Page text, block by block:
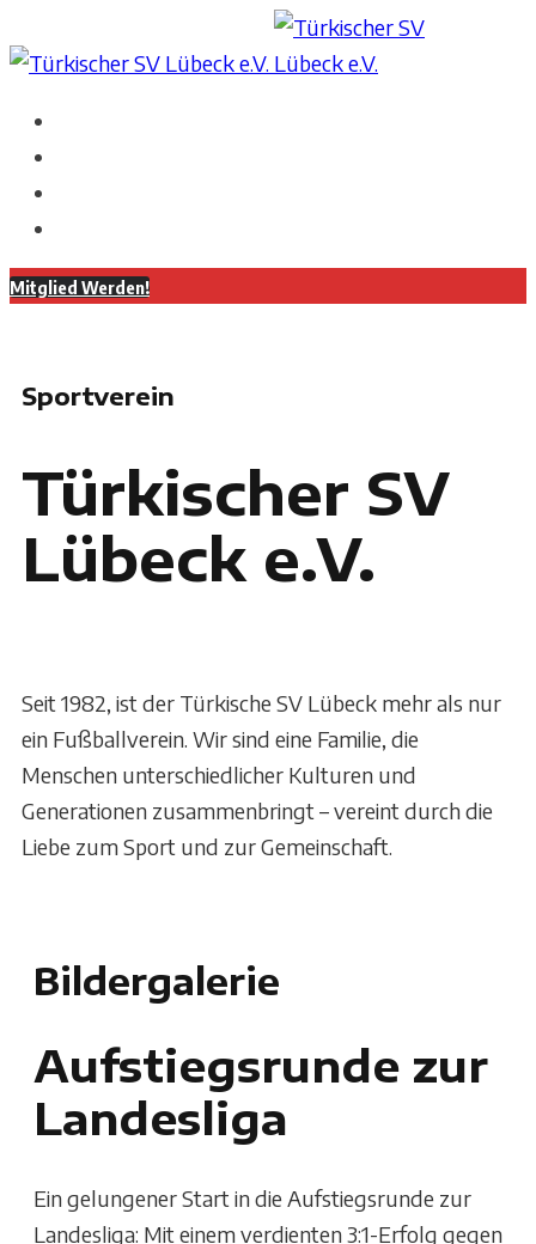
Mitglied Werden!
Sportverein
Türkischer SV
Lübeck e.V.
Seit 1982, ist der Türkische SV Lübeck mehr als nur
ein Fußballverein. Wir sind eine Familie, die
Menschen unterschiedlicher Kulturen und
Generationen zusammenbringt – vereint durch die
Liebe zum Sport und zur Gemeinschaft.
Bildergalerie
Aufstiegsrunde zur
Landesliga
Ein gelungener Start in die Aufstiegsrunde zur
Landesliga: Mit einem verdienten 3:1-Erfolg gegen